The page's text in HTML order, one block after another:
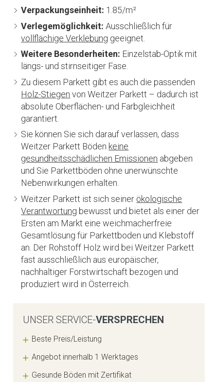
Verpackungseinheit: 1.85/m²
Verlegemöglichkeit: Ausschließlich für
vollflächige Verklebung geeignet.
Weitere Besonderheiten: Einzelstab-Optik mit
längs- und stirnseitiger Fase.
Zu diesem Parkett gibt es auch die passenden
Holz-Stiegen von Weitzer Parkett – dadurch ist
absolute Oberflächen- und Farbgleichheit
garantiert.
Sie können Sie sich darauf verlassen, dass
Weitzer Parkett Böden keine
gesundheitsschädlichen Emissionen abgeben
und Sie Parkettböden ohne unerwünschte
Nebenwirkungen erhalten.
Weitzer Parkett ist sich seiner ökologische
Verantwortung bewusst und bietet als einer der
Ersten am Markt eine weichmacherfreie
Gesamtlösung für Parkettboden und Klebstoff
an. Der Rohstoff Holz wird bei Weitzer Parkett
fast ausschließlich aus europäischer,
nachhaltiger Forstwirtschaft bezogen und
produziert wird in Österreich.
UNSER SERVICE-VERSPRECHEN
Beste Preis/Leistung
Angebot innerhalb 1 Werktages
Gesunde Böden mit Zertifikat